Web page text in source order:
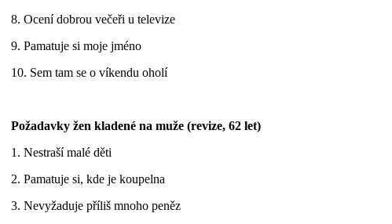
8. Ocení dobrou večeři u televize
9. Pamatuje si moje jméno
10. Sem tam se o víkendu oholí
Požadavky žen kladené na muže (revize, 62 let)
1. Nestraší malé děti
2. Pamatuje si, kde je koupelna
3. Nevyžaduje příliš mnoho peněz